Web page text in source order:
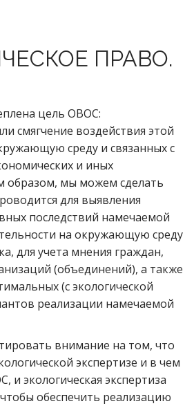
ПРАВО.
цель ОВОС:
смягчение воздействия этой
среду и связанных с
и иных
образом, мы можем сделать
для выявления
последствий намечаемой
на окружающую среду
для учета мнения граждан,
(объединений), а также
(с экологической
реализации намечаемой
внимание на том, что
экспертизе и в чем
и экологическая экспертиза
обеспечить реализацию